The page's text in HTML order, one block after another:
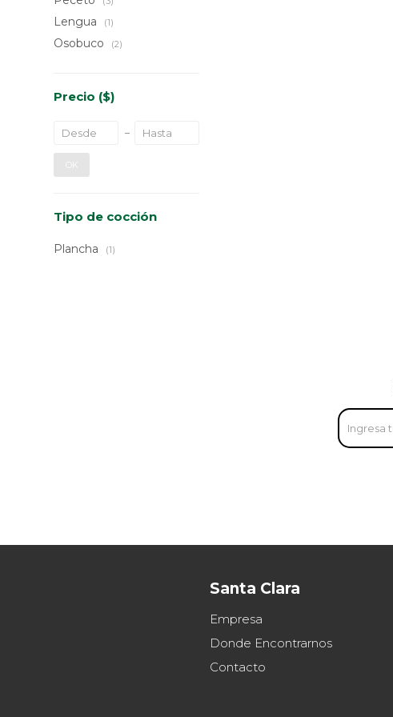
Lengua (1)
Osobuco (2)
Precio ($)
OK
Tipo de cocción
Plancha (1)
Santa Clara
Empresa
Donde Encontrarnos
Contacto